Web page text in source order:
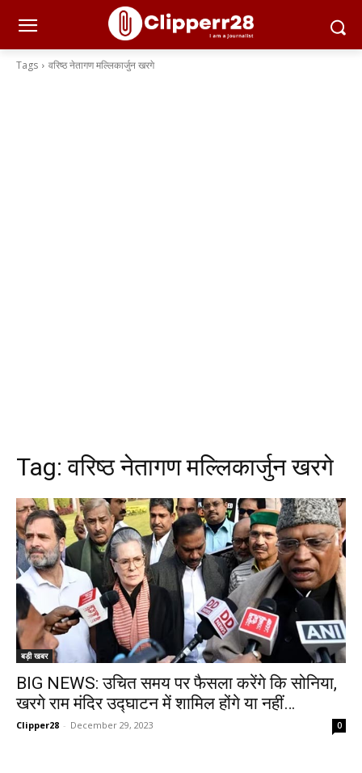
Tags वरिष्ठ नेतागण मल्लिकार्जुन खरगे
Tag:वरिष्ठ नेतागण मल्लिकार्जुन खरगे
बड़ी खबर
BIG NEWS: उचित समय पर फैसला करेंगे कि सोनिया,
खरगे राम मंदिर उद्घाटन में शामिल होंगे या नहीं…
Clipper28 - December 29, 2023 0